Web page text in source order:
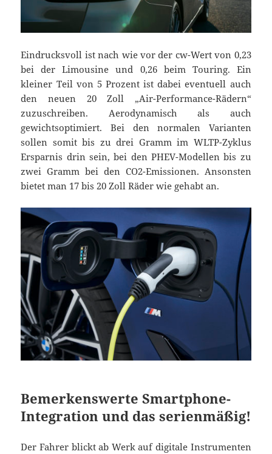
Eindrucksvoll ist nach wie vor der cw-Wert von 0,23
bei der Limousine und 0,26 beim Touring. Ein
kleiner Teil von 5 Prozent ist dabei eventuell auch
den neuen 20 Zoll „Air-Performance-Rädern“
zuzuschreiben. Aerodynamisch als auch
gewichtsoptimiert. Bei den normalen Varianten
sollen somit bis zu drei Gramm im WLTP-Zyklus
Ersparnis drin sein, bei den PHEV-Modellen bis zu
zwei Gramm bei den CO2-Emissionen. Ansonsten
bietet man 17 bis 20 Zoll Räder wie gehabt an.
Bemerkenswerte Smartphone-
Integration und das serienmäßig!
Der Fahrer blickt ab Werk auf digitale Instrumenten